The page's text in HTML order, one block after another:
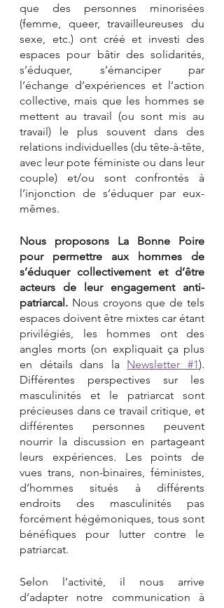
que des personnes minorisées
(femme, queer, travailleureuses du
sexe, etc.) ont créé et investi des
espaces pour bâtir des solidarités,
s’éduquer, s’émanciper par
l’échange d’expériences et l’action
collective, mais que les hommes se
mettent au travail (ou sont mis au
travail) le plus souvent dans des
relations individuelles (du tête-à-tête,
avec leur pote féministe ou dans leur
couple) et/ou sont confrontés à
l’injonction de s’éduquer par eux-
mêmes.
Nous proposons La Bonne Poire
pour permettre aux hommes de
s’éduquer collectivement et d’être
acteurs de leur engagement anti-
patriarcal. Nous croyons que de tels
espaces doivent être mixtes car étant
privilégiés, les hommes ont des
angles morts (on expliquait ça plus
en détails dans la Newsletter #1).
Différentes perspectives sur les
masculinités et le patriarcat sont
précieuses dans ce travail critique, et
différentes personnes peuvent
nourrir la discussion en partageant
leurs expériences. Les points de
vues trans, non-binaires, féministes,
d’hommes situés à différents
endroits des masculinités pas
forcément hégémoniques, tous sont
bénéfiques pour lutter contre le
patriarcat.
Selon l’activité, il nous arrive
d’adapter notre communication à